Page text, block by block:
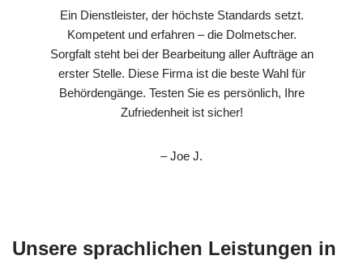
Ein Dienstleister, der höchste Standards setzt.
Kompetent und erfahren – die Dolmetscher.
Sorgfalt steht bei der Bearbeitung aller Aufträge an
erster Stelle. Diese Firma ist die beste Wahl für
Behördengänge. Testen Sie es persönlich, Ihre
Zufriedenheit ist sicher!
– Joe J.
Unsere sprachlichen Leistungen in